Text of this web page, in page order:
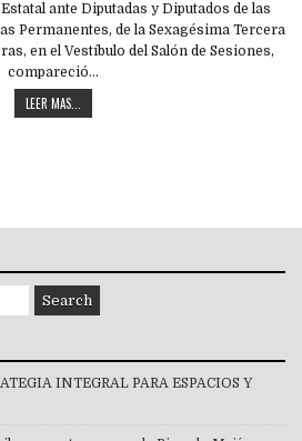
ante Diputadas y Diputados de las
Permanentes, de la Sexagésima Tercera
en el Vestíbulo del Salón de Sesiones,
compareció…
LEER MAS...
INTEGRAL PARA ESPACIOS Y